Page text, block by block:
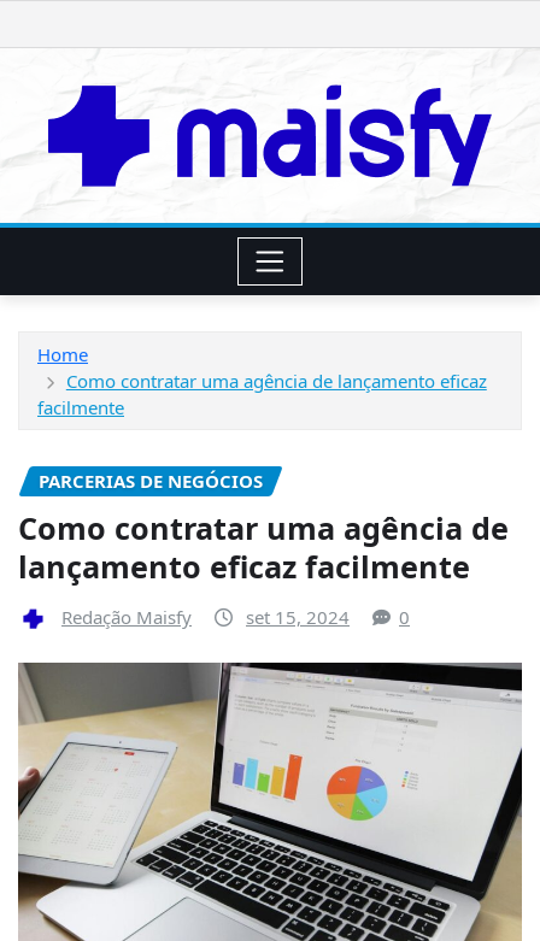
to
Home
Como contratar uma agência de lançamento eficaz
facilmente
PARCERIAS DE NEGÓCIOS
Como contratar uma agência de
lançamento eficaz facilmente
Redação Maisfy set 15, 2024 0